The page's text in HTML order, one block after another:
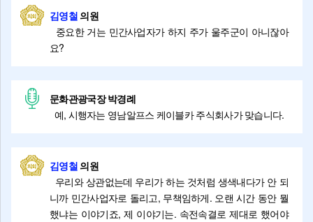
김영철의원
중요한 거는 민간사업자가 하지 주가 울주군이 아니잖아
요?
문화관광국장 박경례
예, 시행자는 영남알프스 케이블카 주식회사가 맞습니다.
김영철의원
우리와 상관없는데 우리가 하는 것처럼 생색내다가 안 되
니까 민간사업자로 돌리고, 무책임하게. 오랜 시간 동안 뭘
했냐는 이야기죠, 제 이야기는. 속전속결로 제대로 했어야